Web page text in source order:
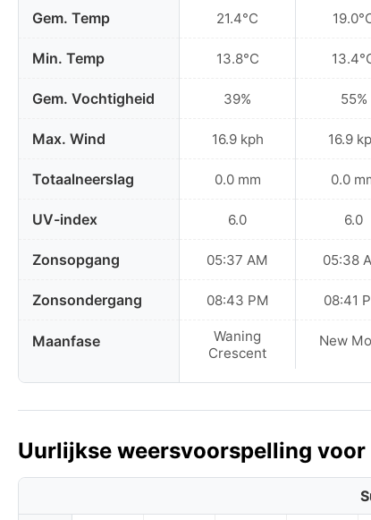
Gem. Temp
Min. Temp
Gem. Vochtigheid
Max. Wind
Totaalneerslag
UV-index
Zonsopgang
Zonsondergang
Maanfase
21.4°C
13.8°C
39%
16.9 kph
0.0 mm
6.0
05:37 AM
08:43 PM
Waning
Crescent
55%
16.9
0.0
6.0
05:38
08:41
New
Uurlijkse weersvoorspelling